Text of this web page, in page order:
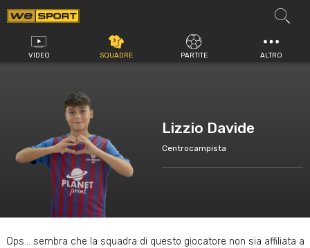
Vai
al
contenuto
VIDEO SQUADRE PARTITE ALTRO
Lizzio Davide
Centrocampista
Ops... sembra che la squadra di questo giocatore non sia affiliata a